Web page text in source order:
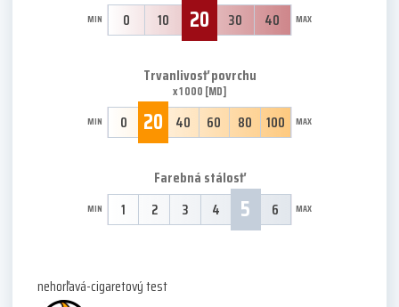
MIN 0 10 20 30 40 MAX
Trvanlivosť povrchu
x 1 000 [MD]
MIN 0 20 40 60 80 100 MAX
Farebná stálosť
MIN 1 2 3 4 5 6 MAX
nehorľavá-cigaretový test